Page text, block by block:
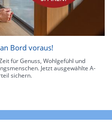
Bord voraus!
für Genuss, Wohlgefühl und
Jetzt ausgewählte A-
sichern.